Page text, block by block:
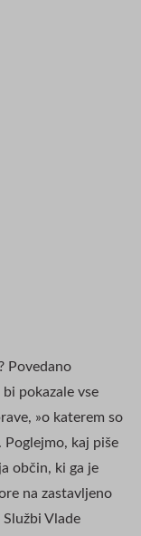
Povedano
pokazale vse
»o katerem so
Poglejmo, kaj piše
občin, ki ga je
na zastavljeno
Vlade